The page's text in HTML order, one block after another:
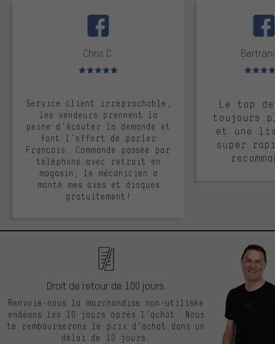
Chris C.
Note moyenne : 5 sur 5
Service client irréprochable,
les vendeurs prennent la
peine d'écouter la demande et
font l'effort de parler
Français. Commande passée par
téléphone avec retrait en
magasin, le mécanicien a
monté mes axes et disques
gratuitement!
Note
Le top
toujours
et une
super
Droit de retour de 100 jours.
Renvoie-nous la marchandise non-utilisée
endéans les 10 jours après l’achat. Nous
te rembourserons le prix d’achat dans un
délai de 10 jours.